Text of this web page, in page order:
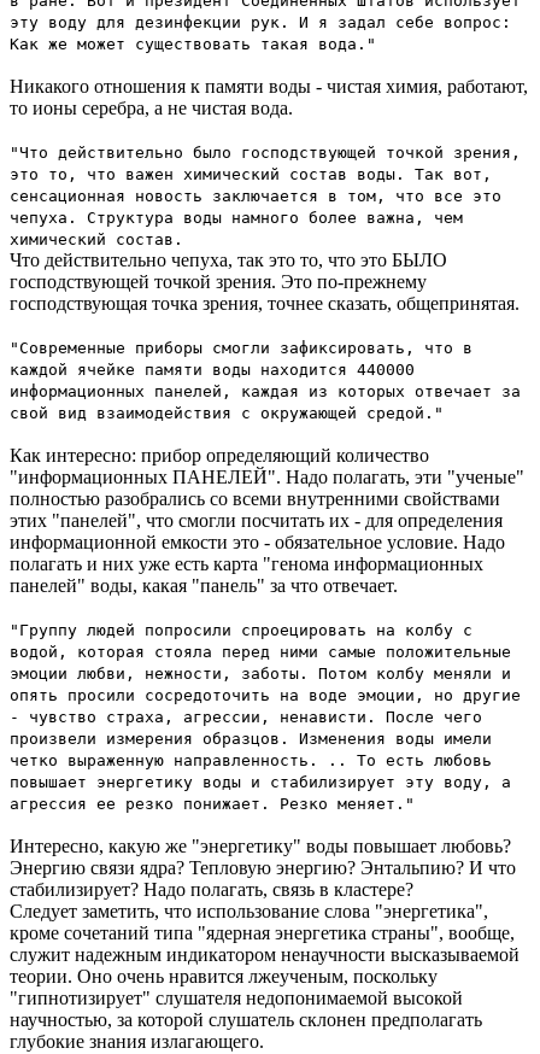
эту воду для дезинфекции рук. И я задал себе вопрос:
Как же может существовать такая вода."
Никакого отношения к памяти воды - чистая химия, работают,
то ионы серебра, а не чистая вода.
"Что действительно было господствующей точкой зрения,
это то, что важен химический состав воды. Так вот,
сенсационная новость заключается в том, что все это
чепуха. Структура воды намного более важна, чем
химический состав.
Что действительно чепуха, так это то, что это БЫЛО
господствующей точкой зрения. Это по-прежнему
господствующая точка зрения, точнее сказать, общепринятая.
"Современные приборы смогли зафиксировать, что в
каждой ячейке памяти воды находится 440000
информационных панелей, каждая из которых отвечает за
свой вид взаимодействия с окружающей средой."
Как интересно: прибор определяющий количество
"информационных ПАНЕЛЕЙ". Надо полагать, эти "ученые"
полностью разобрались со всеми внутренними свойствами
этих "панелей", что смогли посчитать их - для определения
информационной емкости это - обязательное условие. Надо
полагать и них уже есть карта "генома информационных
панелей" воды, какая "панель" за что отвечает.
"Группу людей попросили спроецировать на колбу с
водой, которая стояла перед ними самые положительные
эмоции любви, нежности, заботы. Потом колбу меняли и
опять просили сосредоточить на воде эмоции, но другие
- чувство страха, агрессии, ненависти. После чего
произвели измерения образцов. Изменения воды имели
четко выраженную направленность. .. То есть любовь
повышает энергетику воды и стабилизирует эту воду, а
агрессия ее резко понижает. Резко меняет."
Интересно, какую же "энергетику" воды повышает любовь?
Энергию связи ядра? Тепловую энергию? Энтальпию? И что
стабилизирует? Надо полагать, связь в кластере?
Следует заметить, что использование слова "энергетика",
кроме сочетаний типа "ядерная энергетика страны", вообще,
служит надежным индикатором ненаучности высказываемой
теории. Оно очень нравится лжеученым, поскольку
"гипнотизирует" слушателя недопонимаемой высокой
научностью, за которой слушатель склонен предполагать
глубокие знания излагающего.